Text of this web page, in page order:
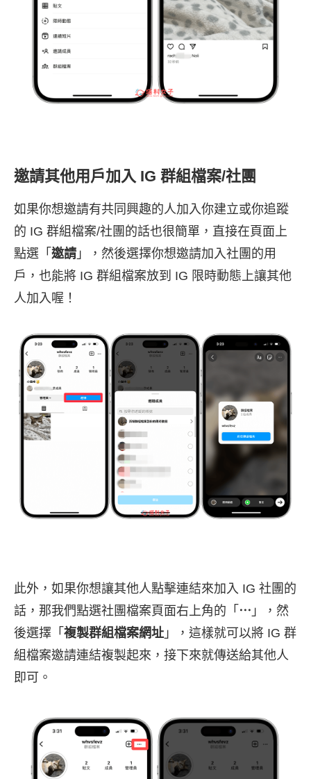
邀請其他用戶加入 IG 群組檔案/社團
如果你想邀請有共同興趣的人加入你建立或你追蹤
的 IG 群組檔案/社團的話也很簡單，直接在頁面上
點選「 邀請 」，然後選擇你想邀請加入社團的用
戶，也能將 IG 群組檔案放到 IG 限時動態上讓其他
人加入喔！
此外，如果你想讓其他人點擊連結來加入 IG 社團的
話，那我們點選社團檔案頁面右上角的「 ⋯ 」，然
後選擇「 複製群組檔案網址 」，這樣就可以將 IG 群
組檔案邀請連結複製起來，接下來就傳送給其他人
即可。